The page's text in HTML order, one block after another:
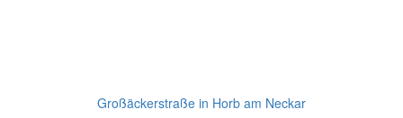
Großäckerstraße in Horb am Neckar